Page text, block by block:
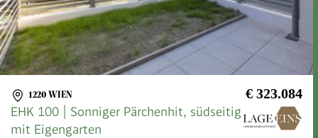
1220 WIEN € 323.084
EHK 100 | Sonniger Pärchenhit, südseitig
mit Eigengarten